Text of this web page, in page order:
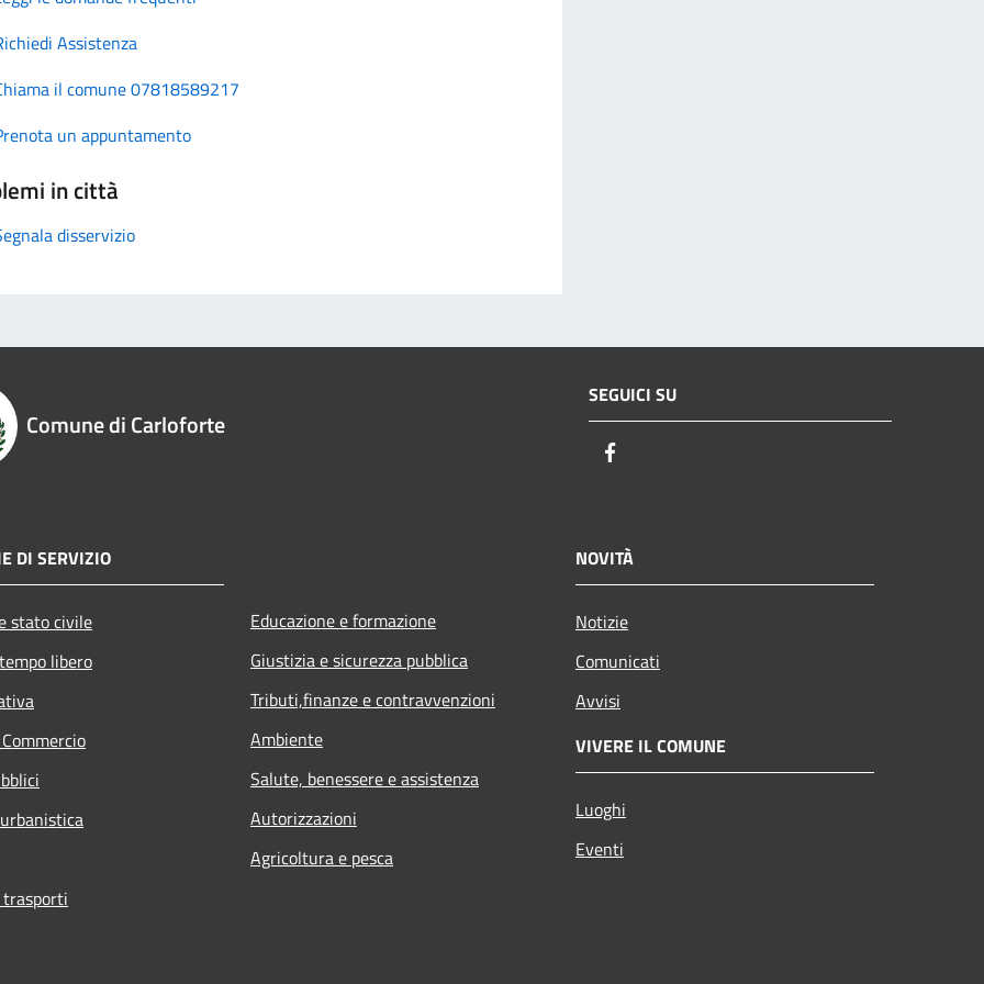
Assistenza
il comune 07818589217
un appuntamento
in città
disservizio
Comune di Carloforte
SEGUICI SU
DI SERVIZIO
stato civile
libero
Educazione e formazione
Giustizia e sicurezza pubblica
Tributi,finanze e contravvenzioni
Ambiente
Salute, benessere e assistenza
Autorizzazioni
Agricoltura e pesca
NOVITÀ
Notizie
Comunicati
Avvisi
VIVERE IL COMUNE
Luoghi
Eventi